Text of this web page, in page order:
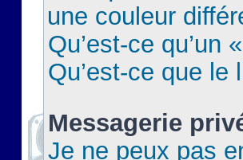
une couleur
Qu’est-ce qu’un
Qu’est-ce que le
Messagerie
Je ne peux pas